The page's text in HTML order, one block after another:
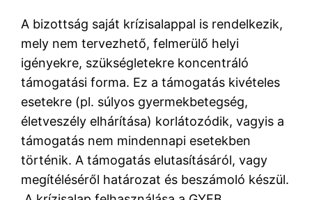
A bizottság saját krízisalappal is rendelkezik,
mely nem tervezhető, felmerülő helyi
igényekre, szükségletekre koncentráló
támogatási forma. Ez a támogatás kivételes
esetekre (pl. súlyos gyermekbetegség,
életveszély elhárítása) korlátozódik, vagyis a
támogatás nem mindennapi esetekben
történik. A támogatás elutasításáról, vagy
megítéléséről határozat és beszámoló készül.